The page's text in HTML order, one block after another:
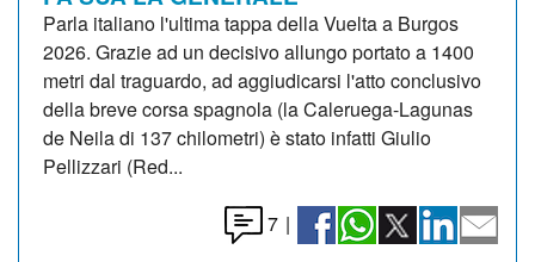
Parla italiano l'ultima tappa della Vuelta a Burgos
2026. Grazie ad un decisivo allungo portato a 1400
metri dal traguardo, ad aggiudicarsi l'atto conclusivo
della breve corsa spagnola (la Caleruega-Lagunas
de Neila di 137 chilometri) è stato infatti Giulio
Pellizzari (Red...
7 |